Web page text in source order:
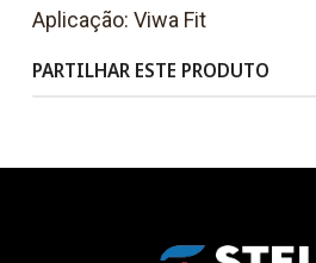
Aplicação: Viwa Fit
PARTILHAR ESTE PRODUTO